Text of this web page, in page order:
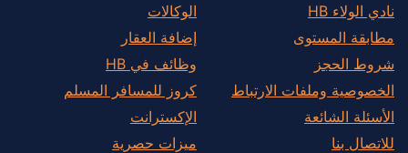
نادي الولاء HB
مطابقة المستوى
شروط الحجز
الخصوصية وملفات الارتباط
الأسئلة الشائعة
للاتصال بنا
الوكالات
إضافة العقار
وظائف في HB
كروز للمسافر المسلم
الإكسترانت
ميزات حصرية